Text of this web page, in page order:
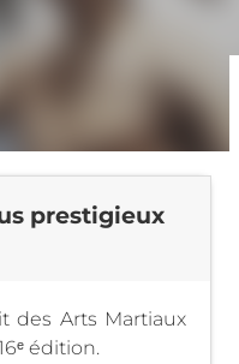
prestigieux
des Arts Martiaux
édition.